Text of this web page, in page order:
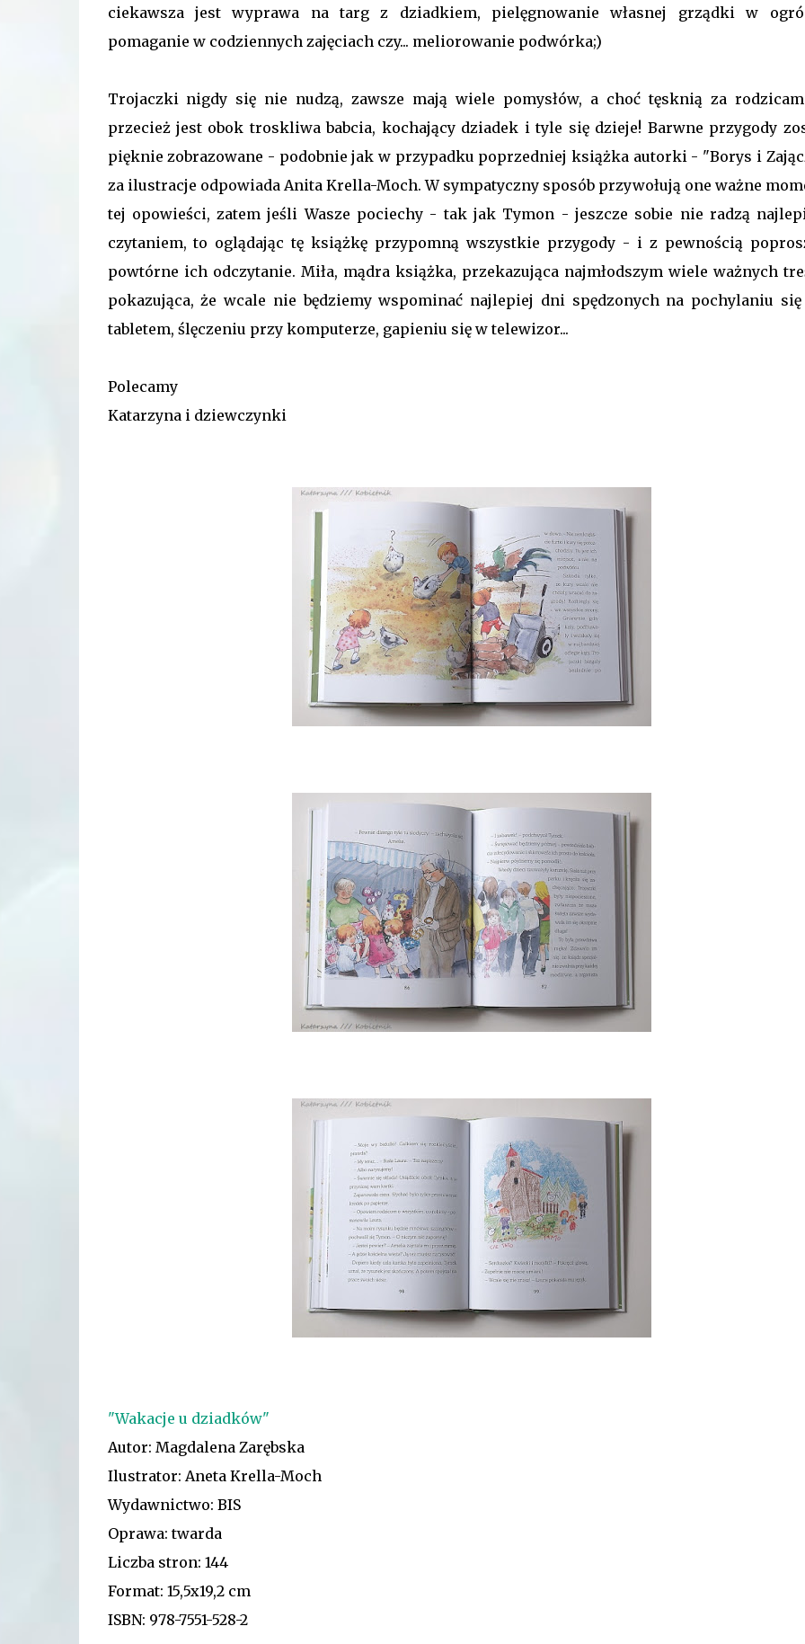
ciekawsza jest wyprawa na targ z dziadkiem, pielęgnowanie własnej grządki w
pomaganie w codziennych zajęciach czy... meliorowanie podwórka;)
Trojaczki nigdy się nie nudzą, zawsze mają wiele pomysłów, a choć tęsknią za
przecież jest obok troskliwa babcia, kochający dziadek i tyle się dzieje! Barwne przygody
pięknie zobrazowane - podobnie jak w przypadku poprzedniej książka autorki - "Borys i
za ilustracje odpowiada Anita Krella-Moch. W sympatyczny sposób przywołują one ważne
tej opowieści, zatem jeśli Wasze pociechy - tak jak Tymon - jeszcze sobie nie radzą
czytaniem, to oglądając tę książkę przypomną wszystkie przygody - i z pewnością
powtórne ich odczytanie. Miła, mądra książka, przekazująca najmłodszym wiele ważnych
pokazująca, że wcale nie będziemy wspominać najlepiej dni spędzonych na pochylaniu
tabletem, ślęczeniu przy komputerze, gapieniu się w telewizor...
Polecamy
Katarzyna i dziewczynki
"Wakacje u dziadków"
Autor: Magdalena Zarębska
Ilustrator: Aneta Krella-Moch
Wydawnictwo: BIS
Oprawa: twarda
Liczba stron: 144
Format: 15,5x19,2 cm
ISBN: 978-7551-528-2